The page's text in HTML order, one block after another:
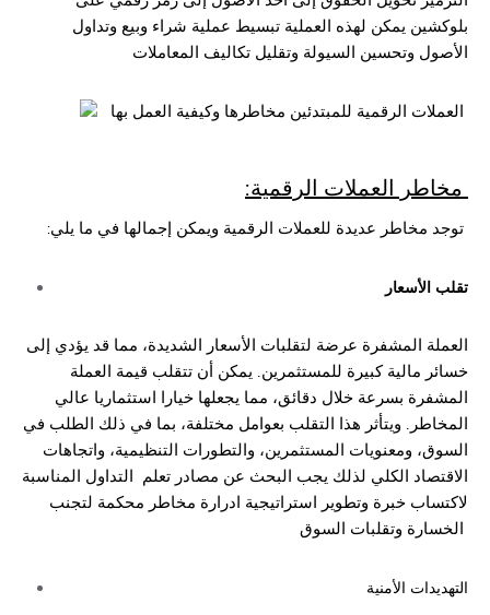
بلوكشين يمكن لهذه العملية تبسيط عملية شراء وبيع وتداول
الأصول وتحسين السيولة وتقليل تكاليف المعاملات
:مخاطر العملات الرقمية
تقلب الأسعار
العملة المشفرة عرضة لتقلبات الأسعار الشديدة، مما قد يؤدي إلى
خسائر مالية كبيرة للمستثمرين. يمكن أن تتقلب قيمة العملة
المشفرة بسرعة خلال دقائق، مما يجعلها خيارا استثماريا عالي
المخاطر. ويتأثر هذا التقلب بعوامل مختلفة، بما في ذلك الطلب في
السوق، ومعنويات المستثمرين، والتطورات التنظيمية، واتجاهات
الاقتصاد الكلي لذلك يجب البحث عن مصادر تعلم التداول المناسبة
لاكتساب خبرة وتطوير استراتيجية ادرارة مخاطر محكمة لتجنب
التهديدات الأمنية